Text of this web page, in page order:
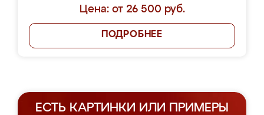
Цена: от 26 500 руб.
ПОДРОБНЕЕ
ЕСТЬ КАРТИНКИ ИЛИ ПРИМЕРЫ